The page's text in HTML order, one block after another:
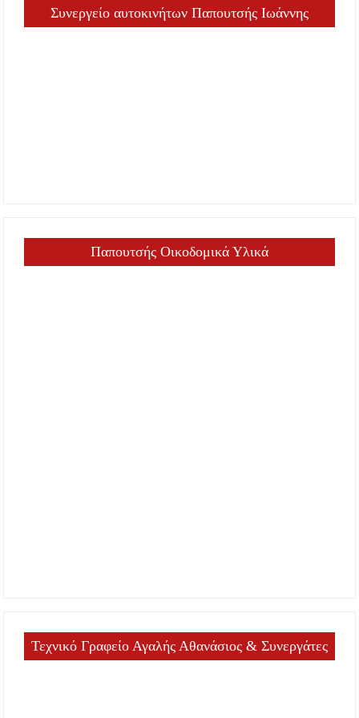
Συνεργείο αυτοκινήτων Παπουτσής Ιωάννης
Παπουτσής Οικοδομικά Υλικά
Τεχνικό Γραφείο Αγαλής Αθανάσιος & Συνεργάτες